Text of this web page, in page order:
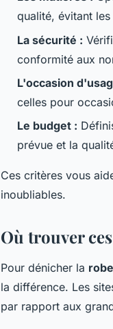
qualité, évitant
La sécurité :
conformité aux
L'occasion
celles pour
Le budget :
prévue et la
Ces critères vous
inoubliables.
Où trouver
Pour dénicher la
la différence. Les
par rapport aux